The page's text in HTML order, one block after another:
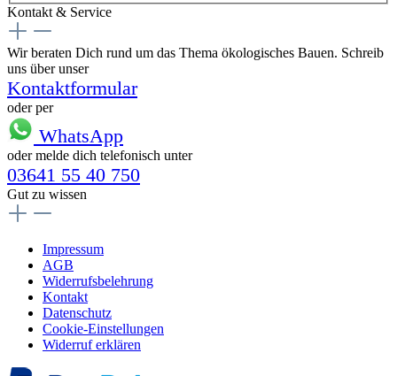
Kontakt & Service
Wir beraten Dich rund um das Thema ökologisches Bauen. Schreib
uns über unser
Kontaktformular
oder per
WhatsApp
oder melde dich telefonisch unter
03641 55 40 750
Gut zu wissen
Impressum
AGB
Widerrufsbelehrung
Kontakt
Datenschutz
Cookie-Einstellungen
Widerruf erklären